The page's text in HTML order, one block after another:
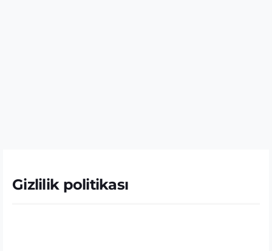
Gizlilik politikası